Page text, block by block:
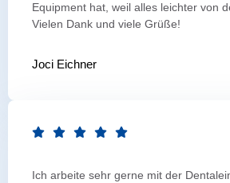
Equipment hat, weil alles leichter von
Vielen Dank und viele Grüße!
Joci Eichner
Ich arbeite sehr gerne mit der